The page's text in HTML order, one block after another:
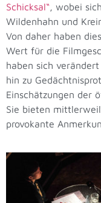
Schicksal“, wobei
Wildenhahn und
Von daher haben
Wert für die
haben sich
hin zu
Einschätzungen der
Sie bieten
provokante